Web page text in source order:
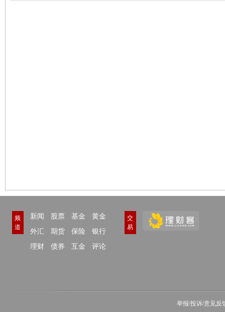
频
道
新闻 股票 基金
黄金
外汇
期货 保险
银行
理财
债券 互金 评论
交
易
举报/投诉/意见反